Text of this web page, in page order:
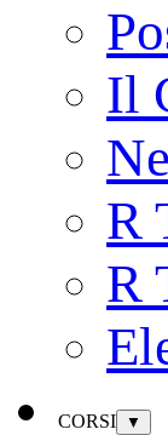
Il
R
R
CORSI ▼